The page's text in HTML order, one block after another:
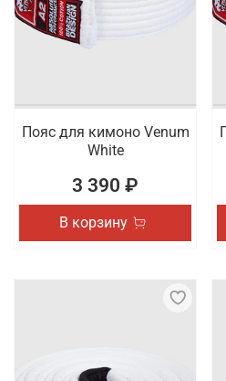
Пояс для кимоно Venum
White
3 390 ₽
В корзину